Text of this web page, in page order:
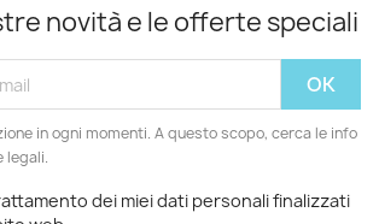
novità e le offerte speciali
in ogni momenti. A questo scopo, cerca le info
legali.
dei miei dati personali finalizzati